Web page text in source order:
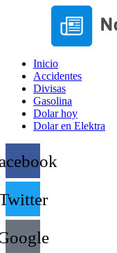
Inicio
Accidentes
Divisas
Gasolina
Dolar hoy
Dolar en Elektra